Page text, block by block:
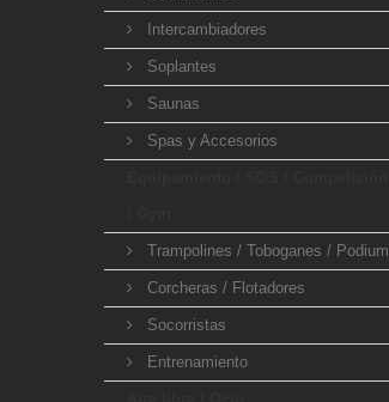
Intercambiadores
Soplantes
Saunas
Spas y Accesorios
Trampolines / Toboganes / Podium
Corcheras / Flotadores
Socorristas
Entrenamiento